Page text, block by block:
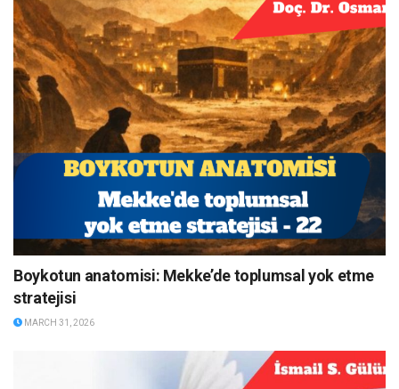
Boykotun anatomisi: Mekke’de toplumsal yok etme
stratejisi
MARCH 31, 2026